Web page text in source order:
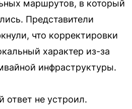
маршрутов, в который
Представители
что корректировки
характер из-за
инфраструктуры.
ответ не устроил.